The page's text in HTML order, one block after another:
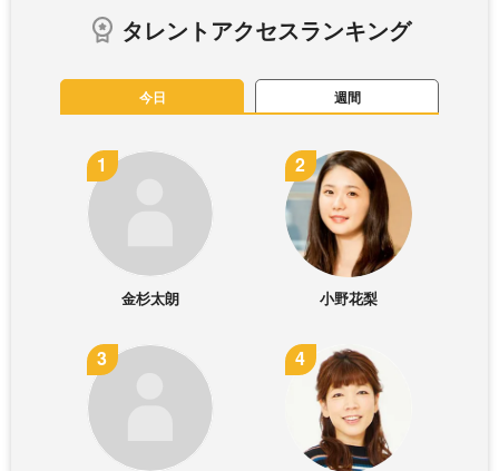
タレントアクセスランキング
今日 週間
金杉太朗 小野花梨